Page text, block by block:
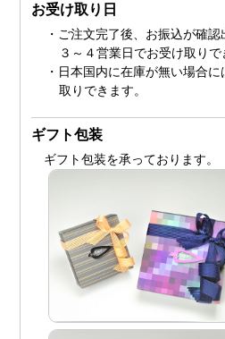
お受け取り日
・ご注文完了後、お振込が確
３～４営業日でお受け取りで
・日本国内に在庫が無い場合
取りできます。
ギフト包装
ギフト包装を承っております。